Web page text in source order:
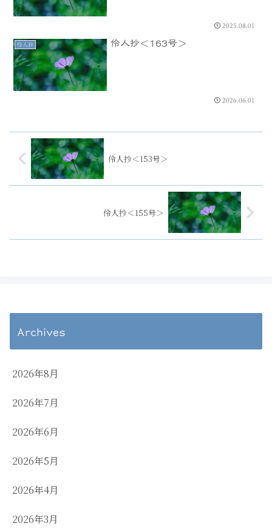
2025.08.01
伶人抄 伶人抄＜163号＞
2026.06.01
伶人抄＜153号＞
伶人抄＜155号＞
Archives
2026年8月
2026年7月
2026年6月
2026年5月
2026年4月
2026年3月